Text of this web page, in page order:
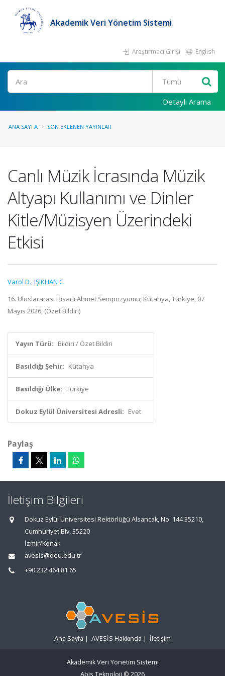
Akademik Veri Yönetim Sistemi
Araştırmacı Girişi English
Ara
Detaylı Arama
ANA SAYFA SON EKLENEN YAYINLAR
Canlı Müzik İcrasında Müzik
Altyapı Kullanımı ve Dinler
Kitle/Müzisyen Üzerindeki
Etkisi
Varol D.,IŞIKHAN C.
16. Uluslararası Hisarlı Ahmet Sempozyumu, Kütahya, Türkiye, 07
Mayıs 2026, (Özet Bildiri)
Yayın Türü: Bildiri / Özet Bildiri
Basıldığı Şehir: Kütahya
Basıldığı Ülke: Türkiye
Dokuz Eylül Üniversitesi Adresli: Evet
Paylaş
İletişim Bilgileri
Dokuz Eylül Üniversitesi Rektörlüğü Alsancak, No: 144 35210,
Cumhuriyet Blv, 35220
İzmir/Konak
avesis@deu.edu.tr
+90 232 464 81 65
Ana Sayfa | AVESİS Hakkında | İletişim
Akademik Veri Yönetim Sistemi
Abis Teknoloji © 2026